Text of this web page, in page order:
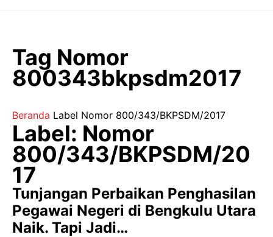
Tag Nomor
800343bkpsdm2017
Beranda Label Nomor 800/343/BKPSDM/2017
Label: Nomor
800/343/BKPSDM/20
17
Tunjangan Perbaikan Penghasilan
Pegawai Negeri di Bengkulu Utara
Naik. Tapi Jadi…